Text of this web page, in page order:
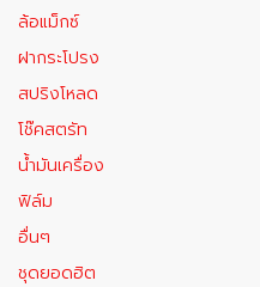
ล้อแม็กซ์
ฝากระโปรง
สปริงโหลด
โช๊คสตรัท
น้ำมันเครื่อง
ฟิล์ม
อื่นๆ
ชุดยอดฮิต